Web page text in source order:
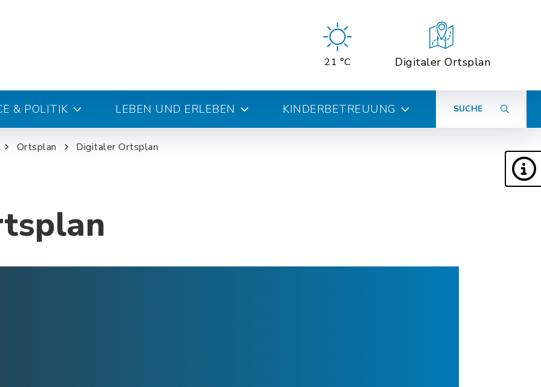
21 °C Digitaler Ortsplan
& POLITIK LEBEN UND ERLEBEN KINDERBETREUUNG SUCHE
Ortsplan Digitaler Ortsplan